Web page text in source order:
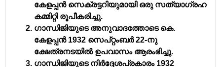
കേളപ്പൻ സെക്രട്ടറിയുമായി ഒരു സത്യാഗ്രഹ
കമ്മിറ്റി രൂപീകരിച്ചു.
ഗാന്ധിജിയുടെ അനുവാദത്തോടെ കെ.
കേളപ്പൻ 1932 സെപ്റ്റംബർ 22-നു
ക്ഷേത്രനടയിൽ ഉപവാസം ആരംഭിച്ചു.
ഗാന്ധിജിയുടെ നിർദ്ദേശപ്രകാരം 1932